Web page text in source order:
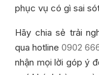
phục vụ có gì sai
Hãy chia sẻ trải
qua hotline 0902
nhận mọi lời góp ý